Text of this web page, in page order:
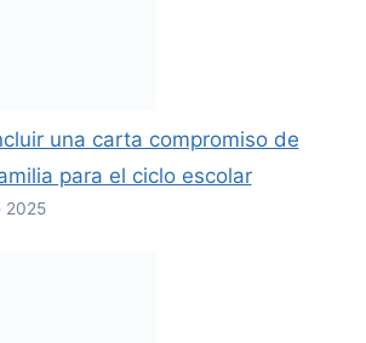
una carta compromiso de
para el ciclo escolar
2025